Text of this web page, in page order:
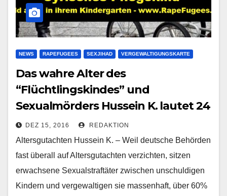
NEWS RAPEFUGEES SEXJIHAD VERGEWALTIGUNGSKARTE
Das wahre Alter des
“Flüchtlingskindes” und
Sexualmörders Hussein K. lautet 24
DEZ 15, 2016 REDAKTION
Altersgutachten Hussein K. – Weil deutsche Behörden
fast überall auf Altersgutachten verzichten, sitzen
erwachsene Sexualstraftäter zwischen unschuldigen
Kindern und vergewaltigen sie massenhaft, über 60%